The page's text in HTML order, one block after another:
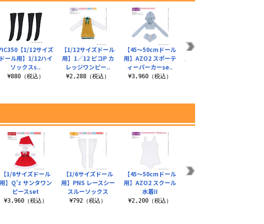
【1/12サイズ
ドール用】1/12ハイ
ソックスs..
¥880（税込）
【1/12サイズドール
用】1／12 ピコP カ
レッジワンピー..
¥2,288（税込）
【45～50cmドール
用】AZO2 スポーテ
ィーパーカーse..
¥3,960（税込）
【1/6サイズドール
【1/6サイズドール
用】Q’z サンタワン
ピースset
¥3,960（税込）
【1/6サイズドール
用】PNS レースシー
スルーソックス
¥792（税込）
【45～50cmドール
用】AZO2 スクール
水着II
¥2,200（税込）
【48/50cmドール